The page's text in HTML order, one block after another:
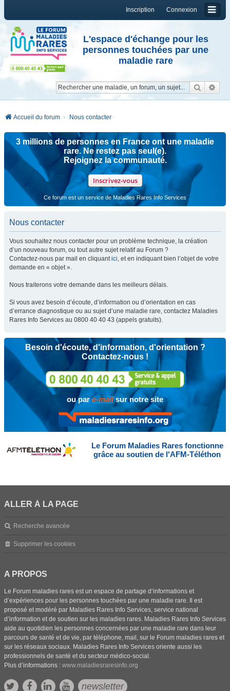
Connexion
Inscription
L'espace d'échange pour les
personnes touchées par une
maladie rare
Accueil du forum Nous contacter
3 millions de personnes en France ont une maladie
rare. Ne restez pas seul(e).
Rejoignez la communauté.
Inscrivez-vous
Ce forum est un service de Maladies Rares Info Services
Nous contacter
Vous souhaitez nous contacter pour un problème technique, la création
d’un nouveau forum, ou tout autre sujet relatif au Forum ?
Contactez-nous par mail en cliquantici, et en indiquant bien l’objet de votre
demande en « objet ».
Nous traiterons votre demande dans les meilleurs délais.
Si vous avez besoin d’écoute, d’information ou d’orientation en cas
d’errance diagnostique ou au sujet d’une maladie rare, contactez Maladies
Rares Info Services au 0800 40 40 43 (appels gratuits).
Besoin d'écoute, d'information, d'orientation ?
Contactez-nous !
ou pare-mailsur notre site
Le Forum Maladies Rares fonctionne
grâce au soutien de l'AFM-Téléthon
ALLER À LA PAGE
Recherche avancée
Supprimer les cookies
A PROPOS
Le Forum maladies rares est un espace de partage d’informations et
d’expériences pour les personnes touchées par une maladie rare. Il est
proposé et modéré par Maladies Rares Info Services, service national
d’information et de soutien sur les maladies rares. Maladies Rares Info Services
aide au quotidien les personnes concernées par une maladie rare dans leur
parcours de santé et de vie, par téléphone, mail, sur le Forum maladies rares et
sur les réseaux sociaux. Maladies Rares Info Services oriente aussi les
professionnels de santé et du secteur médico-social.
Plus d’informations : www.maladiesraresinfo.org
newsletter